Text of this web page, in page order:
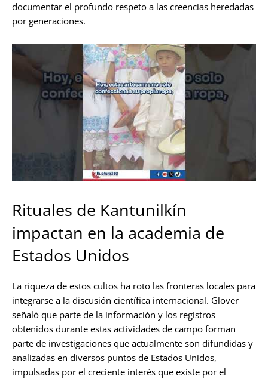
documentar el profundo respeto a las creencias heredadas
por generaciones.
Rituales de Kantunilkín
impactan en la academia de
Estados Unidos
La riqueza de estos cultos ha roto las fronteras locales para
integrarse a la discusión científica internacional. Glover
señaló que parte de la información y los registros
obtenidos durante estas actividades de campo forman
parte de investigaciones que actualmente son difundidas y
analizadas en diversos puntos de Estados Unidos,
impulsadas por el creciente interés que existe por el